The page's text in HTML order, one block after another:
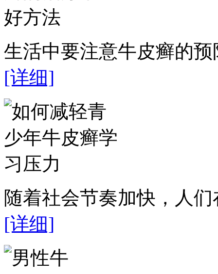
生活中要注意牛皮癣的
[详细]
随着社会节奏加快，人
[详细]